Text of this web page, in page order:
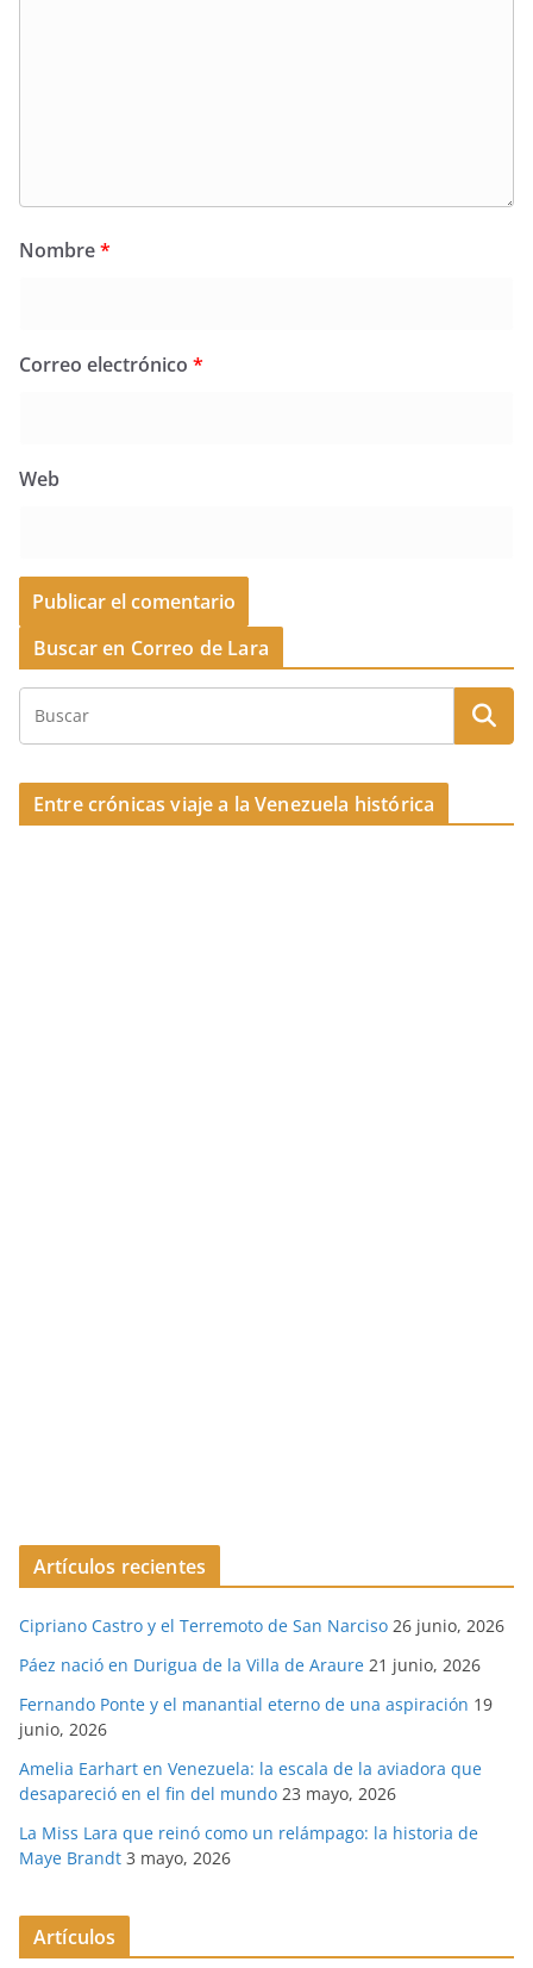
Nombre*
Correo electrónico *
Web
Buscar en Correo de Lara
Entre crónicas viaje a la Venezuela histórica
Artículos recientes
Cipriano Castro y el Terremoto de San Narciso 26 junio, 2026
Páez nació en Durigua de la Villa de Araure 21 junio, 2026
Fernando Ponte y el manantial eterno de una aspiración 19
junio, 2026
Amelia Earhart en Venezuela: la escala de la aviadora que
desapareció en el fin del mundo 23 mayo, 2026
La Miss Lara que reinó como un relámpago: la historia de
Maye Brandt 3 mayo, 2026
Artículos